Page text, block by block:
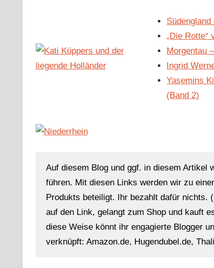
„Die Rotte“
Morgentau
Ingrid
Yasemins
(Band 2)
Auf diesem Blog und ggf. in diesem Artikel
führen. Mit diesen Links werden wir zu
Produkts beteiligt. Ihr bezahlt dafür nichts.
auf den Link, gelangt zum Shop und kauft
diese Weise könnt ihr engagierte Blogger
verknüpft: Amazon.de, Hugendubel.de,